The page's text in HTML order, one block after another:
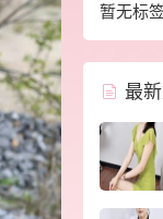
暂无标
最